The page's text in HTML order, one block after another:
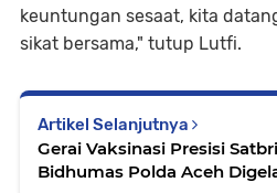
keuntungan sesaat, kita
sikat bersama," tutup Lutfi.
Artikel Selanjutnya
Gerai Vaksinasi Presisi
Bidhumas Polda Aceh